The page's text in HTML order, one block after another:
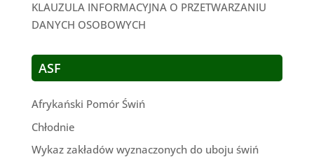
KLAUZULA INFORMACYJNA O PRZETWARZANIU
DANYCH OSOBOWYCH
ASF
Afrykański Pomór Świń
Chłodnie
Wykaz zakładów wyznaczonych do uboju świń